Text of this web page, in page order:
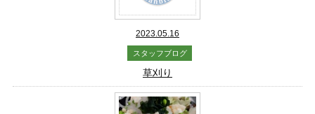
2023.05.16
スタッフブログ
草刈り